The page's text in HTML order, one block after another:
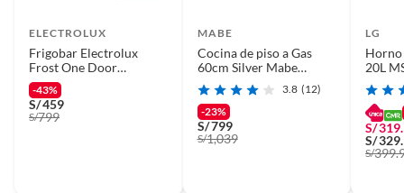
ELECTROLUX
Frigobar Electrolux
Frost One Door
Inoxidable 47 Litros
ERD50G2HPI
-43%
S/459
S/799
MABE
Cocina de piso a Gas
60cm Silver Mabe
CMP6010FG1
3.8 (12)
-23%
S/799
S/1,039
LG
Horno
20L
S/
S/
S/